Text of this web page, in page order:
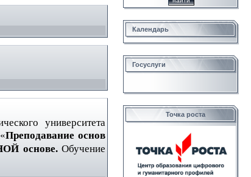
университета
Преподавание основ
основе. Обучение
Календарь
Госуслуги
Точка роста